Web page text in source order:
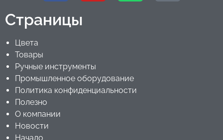
Страницы
Цвета
Товары
Ручные инструменты
Промышленное оборудование
Политика конфиденциальности
Полезно
О компании
Новости
Начало